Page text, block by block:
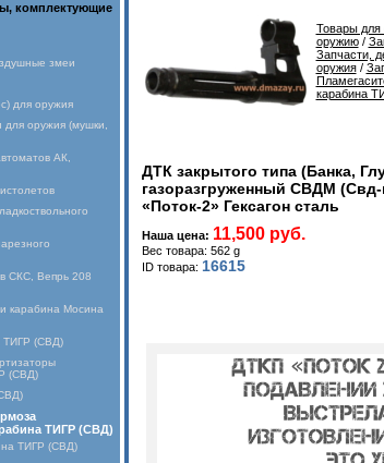
комплектующие
змеи
для оружия
оружия (мушки,
АК,
СКС, Вепрь 208
карабина Мосина
ТИГР (СВД)
(СВД)
ТИГР (СВД)
ТИГР (СВД)
Товары для
оружию/
Запчасти,
оружия/
карабина
ДТК закрытого типа (Банка,
газоразгруженный СВДМ (Свд-
«Поток-2» Гексагон сталь
Наша цена: 11,500 руб.
Вес товара: 562 g
ID товара: 16615